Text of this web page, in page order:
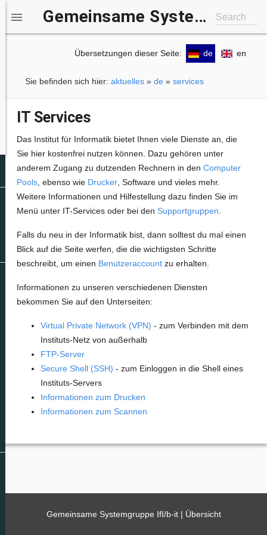
 Gemeinsame Systemgruppe IfI/b-it Search
Übersetzungen dieser Seite: de en
Sie befinden sich hier: aktuelles » de » services
IT Services
Das Institut für Informatik bietet Ihnen viele Dienste an, die
Sie hier kostenfrei nutzen können. Dazu gehören unter
anderem Zugang zu dutzenden Rechnern in den Computer
Pools , ebenso wie Drucker , Software und vieles mehr.
Weitere Informationen und Hilfestellung dazu finden Sie im
Menü unter IT-Services oder bei den Supportgruppen
Falls du neu in der Informatik bist, dann solltest du mal einen
Blick auf die Seite werfen, die die wichtigsten Schritte
beschreibt, um einen Benutzeraccount zu erhalten.
Informationen zu unseren verschiedenen Diensten
bekommen Sie auf den Unterseiten:
Virtual Private Network (VPN) - zum Verbinden mit dem
Instituts-Netz von außerhalb
FTP-Server
Secure Shell (SSH) - zum Einloggen in die Shell eines
Instituts-Servers
Informationen zum Drucken
Informationen zum Scannen
Gemeinsame Systemgruppe IfI/b-it | Übersicht